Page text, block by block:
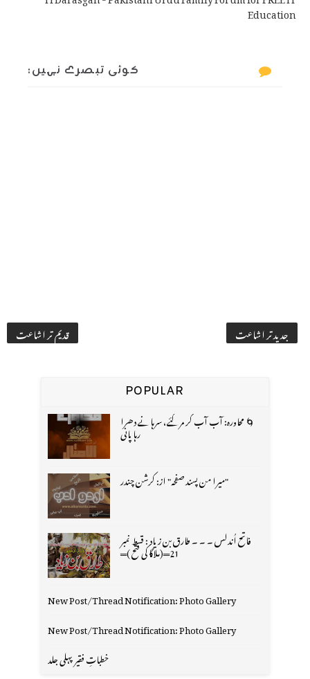
Education
کوئی تبصرے نہیں:
جدید تر اشاعت قدیم تر اشاعت
POPULAR
🌀 محاورہ: آب آب کر مر گئے، سرہانے دھرا
رہا پانی
"میرا من پسند صفحہ" از: کرشن چندر
فاتح اُندلس ۔ ۔ ۔ طارق بن زیاد : قسط نمبر
21═(ملاگا کی فتح )═
New Post/Thread Notification: Photo Gallery
New Post/Thread Notification: Photo Gallery
خطباتِ فقیر پہلی جلد